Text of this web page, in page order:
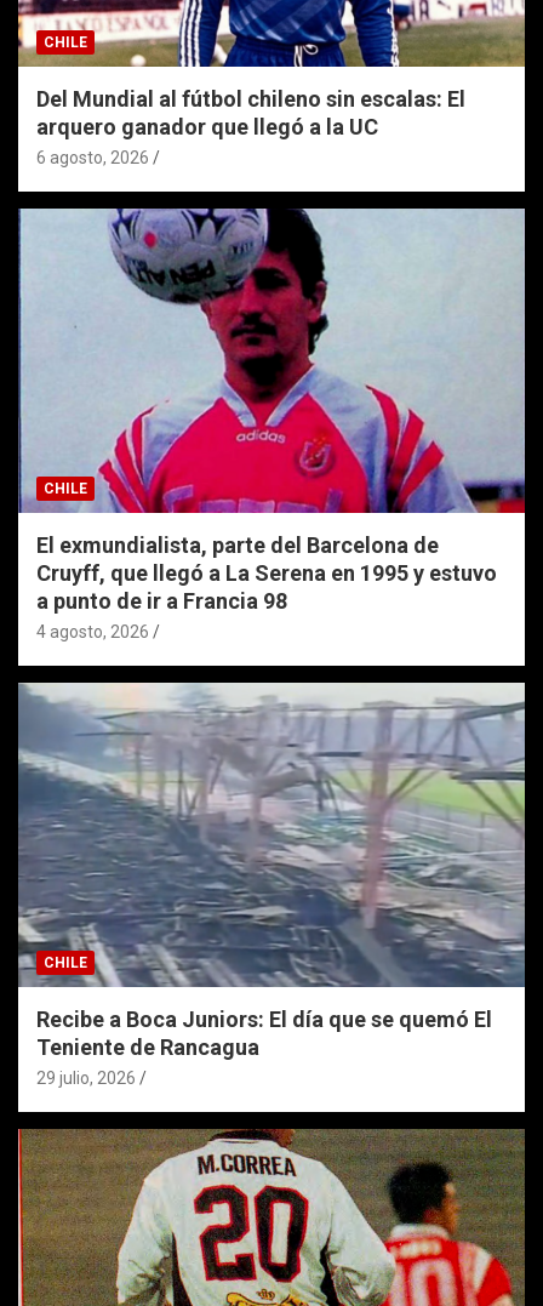
CHILE
Del Mundial al fútbol chileno sin escalas: El
arquero ganador que llegó a la UC
6 agosto, 2026
CHILE
El exmundialista, parte del Barcelona de
Cruyff, que llegó a La Serena en 1995 y estuvo
a punto de ir a Francia 98
4 agosto, 2026
CHILE
Recibe a Boca Juniors: El día que se quemó El
Teniente de Rancagua
29 julio, 2026